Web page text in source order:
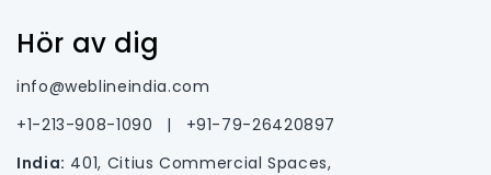
Hör av dig
info@weblineindia.com
+1-213-908-1090
|
+91-79-26420897
India: 401, Citius Commercial Spaces,